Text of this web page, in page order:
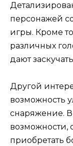
персонажей
игры. Кроме
различных
дают
Другой
возможность
снаряжение.
возможности,
приобретать